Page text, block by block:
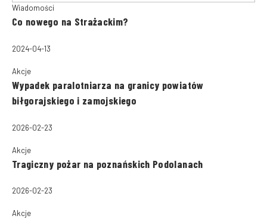
Wiadomości
Co nowego na Strażackim?
2024-04-13
Akcje
Wypadek paralotniarza na granicy powiatów
biłgorajskiego i zamojskiego
2026-02-23
Akcje
Tragiczny pożar na poznańskich Podolanach
2026-02-23
Akcje